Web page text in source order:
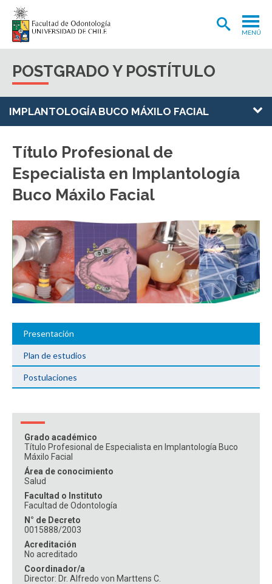
MENÚ
POSTGRADOS Y POSTÍTULOS
EXTENSIÓN
INTERNACIONAL
BIBLIOTECA
FACULTAD
ESTUDIANTES ACADÉMICOS
FUNCIONARIOS EGRESADOS
POSTGRADO Y POSTÍTULO
IMPLANTOLOGÍA BUCO MÁXILO FACIAL
Título Profesional de
Especialista en Implantología
Buco Máxilo Facial
Presentación
Plan de estudios
Postulaciones
Grado académico
Título Profesional de Especialista en Implantología Buco
Máxilo Facial
Área de conocimiento
Salud
Facultad o Instituto
Facultad de Odontología
N° de Decreto
0015888/2003
Acreditación
No acreditado
Coordinador/a
Director: Dr. Alfredo von Marttens C.